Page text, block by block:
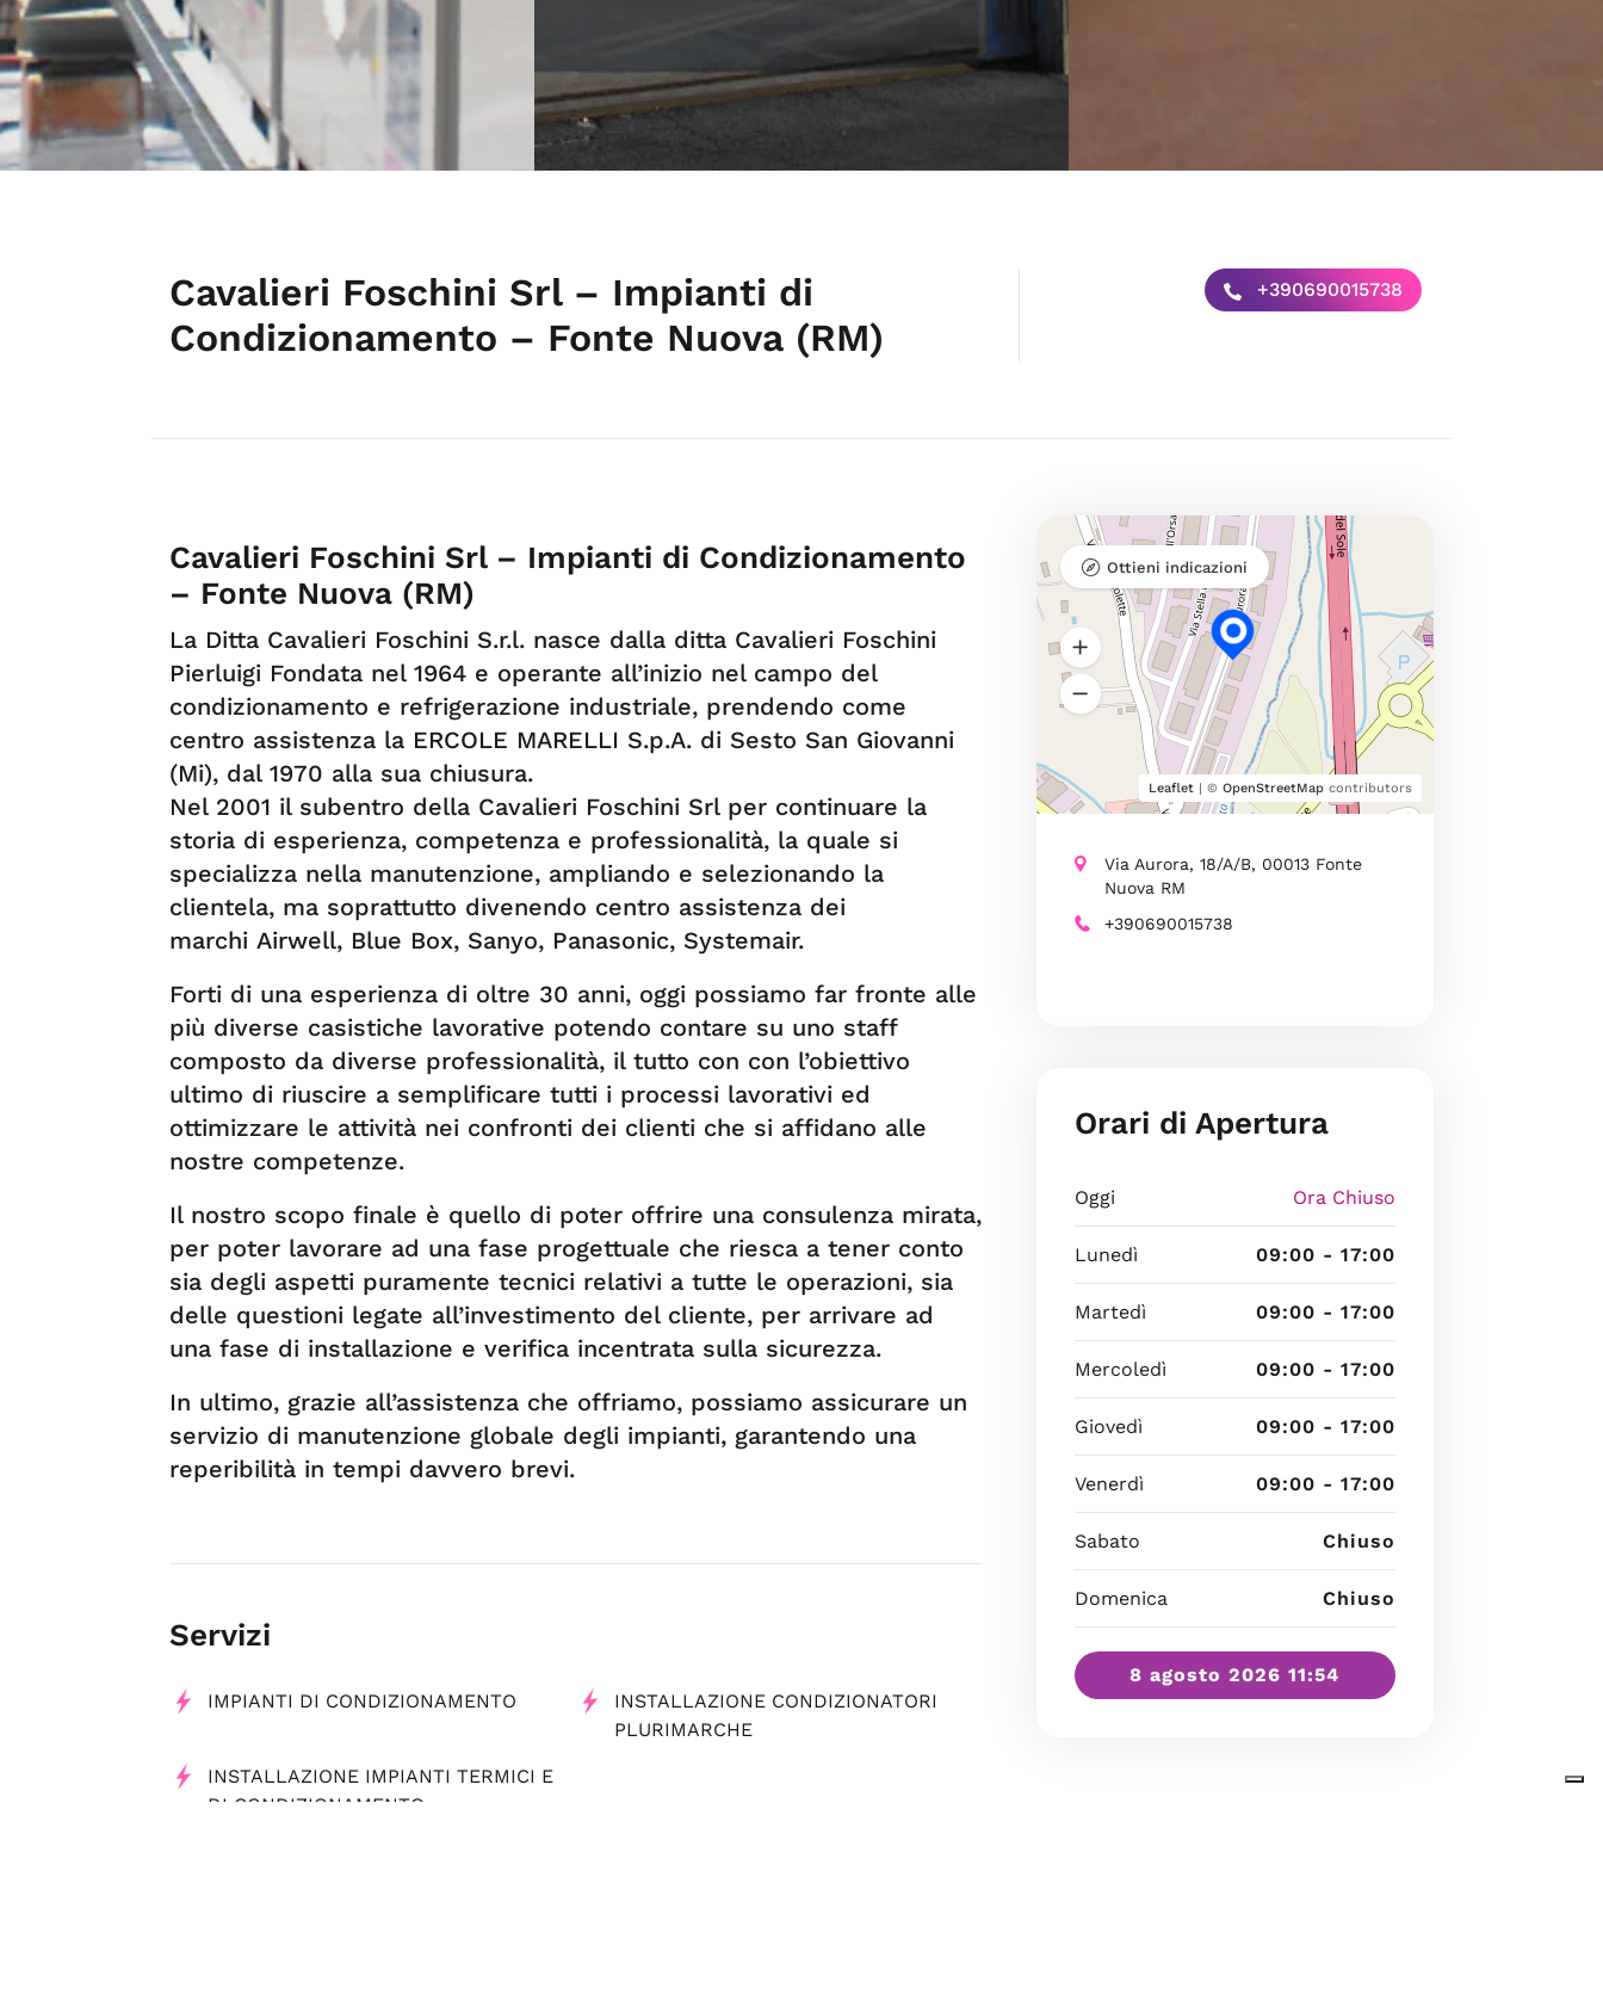
Cavalieri Foschini Srl – Impianti di
Condizionamento – Fonte Nuova (RM)
+390690015738
Cavalieri Foschini Srl – Impianti di Condizionamento
– Fonte Nuova (RM)
La Ditta Cavalieri Foschini S.r.l. nasce dalla ditta Cavalieri Foschini
Pierluigi Fondata nel 1964 e operante all’inizio nel campo del
condizionamento e refrigerazione industriale, prendendo come
centro assistenza la ERCOLE MARELLI S.p.A. di Sesto San Giovanni
(Mi), dal 1970 alla sua chiusura.
Nel 2001 il subentro della Cavalieri Foschini Srl per continuare la
storia di esperienza, competenza e professionalità, la quale si
specializza nella manutenzione, ampliando e selezionando la
clientela, ma soprattutto divenendo centro assistenza dei
marchi Airwell, Blue Box, Sanyo, Panasonic, Systemair.
Forti di una esperienza di oltre 30 anni, oggi possiamo far fronte alle
più diverse casistiche lavorative potendo contare su uno staff
composto da diverse professionalità, il tutto con con l’obiettivo
ultimo di riuscire a semplificare tutti i processi lavorativi ed
ottimizzare le attività nei confronti dei clienti che si affidano alle
nostre competenze.
Il nostro scopo finale è quello di poter offrire una consulenza mirata,
per poter lavorare ad una fase progettuale che riesca a tener conto
sia degli aspetti puramente tecnici relativi a tutte le operazioni, sia
delle questioni legate all’investimento del cliente, per arrivare ad
una fase di installazione e verifica incentrata sulla sicurezza.
In ultimo, grazie all’assistenza che offriamo, possiamo assicurare un
servizio di manutenzione globale degli impianti, garantendo una
reperibilità in tempi davvero brevi.
Servizi
IMPIANTI DI CONDIZIONAMENTO
INSTALLAZIONE CONDIZIONATORI
PLURIMARCHE
INSTALLAZIONE IMPIANTI TERMICI E
DI CONDIZIONAMENTO
Leaflet| © OpenStreetMapcontributors
Ottieni indicazioni
Via Aurora, 18/A/B, 00013 Fonte
Nuova RM
+390690015738
Orari di Apertura
Oggi Ora Chiuso
Lunedì 09:00 - 17:00
Martedì 09:00 - 17:00
Mercoledì 09:00 - 17:00
Giovedì 09:00 - 17:00
Venerdì 09:00 - 17:00
Sabato Chiuso
Domenica Chiuso
8 agosto 2026 11:54